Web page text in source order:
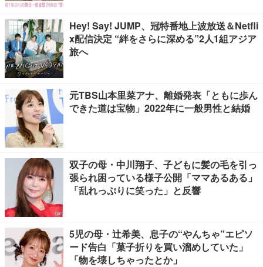
Hey! Say! JUMP、冠特番地上波放送＆Netfli
x配信決定 “絆をさらに深める”2人1組アジア
旅へ
元TBS山本里菜アナ、離婚発表「ともに歩ん
できた道は宝物」2022年に一般男性と結婚
双子の母・中川翔子、子どもに髪の毛を引っ
張られ困っている様子公開「ママあるある」
「乱れっぷりに笑った」と反響
5児の母・辻希美、息子の“やんちゃ”エピソ
ード告白「菓子折りを買い溜めしていた」
「物を壊しちゃったとか」